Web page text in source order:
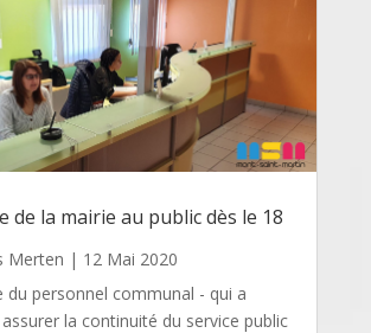
de la mairie au public dès le 18
Merten | 12 Mai 2020
du personnel communal - qui a
la continuité du service public